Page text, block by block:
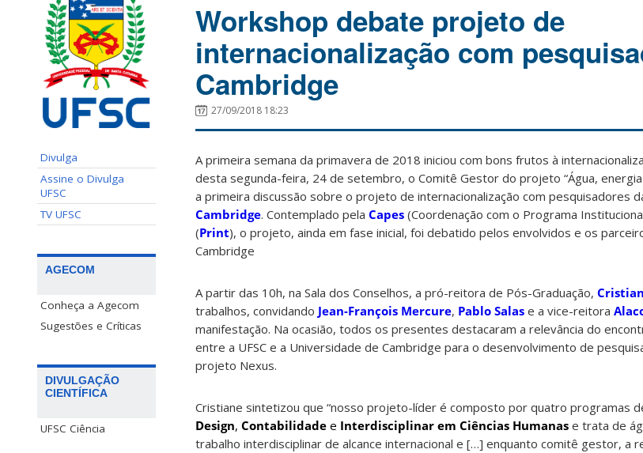
Divulga
Assine o Divulga
UFSC
TV UFSC
AGECOM
Conheça a Agecom
Sugestões e Críticas
DIVULGAÇÃO
CIENTÍFICA
UFSC Ciência
Workshop debate projeto de
internacionalização com
Cambridge
27/09/2018 18:23
A primeira semana da primavera de 2018 iniciou com bons frutos à
desta segunda-feira, 24 de setembro, o Comitê Gestor do projeto “Água,
a primeira discussão sobre o projeto de internacionalização com pesquisadores
Cambridge. Contemplado pela Capes (Coordenação com o Programa
(Print), o projeto, ainda em fase inicial, foi debatido pelos envolvidos e os
Cambridge
A partir das 10h, na Sala dos Conselhos, a pró-reitora de Pós-Graduação,
trabalhos, convidando Jean-François Mercure, Pablo Salas e a vice-reitora
manifestação. Na ocasião, todos os presentes destacaram a relevância do
entre a UFSC e a Universidade de Cambridge para o desenvolvimento de
projeto Nexus.
Cristiane sintetizou que “nosso projeto-líder é composto por quatro programas
Design, Contabilidade e Interdisciplinar em Ciências Humanas e trata de
trabalho interdisciplinar de alcance internacional e […] enquanto comitê gestor, a